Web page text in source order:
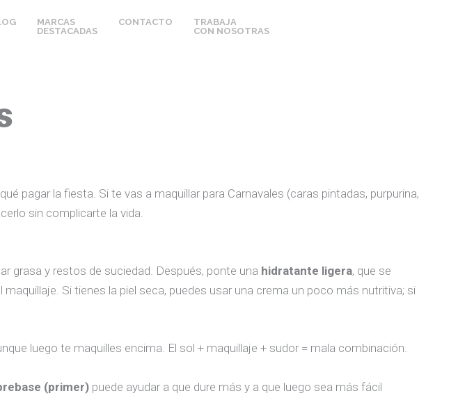
MARCAS
DESTACADAS
CONTACTO
TRABAJA
CON NOSOTRAS
pagar la fiesta. Si te vas a maquillar para Carnavales (caras pintadas, purpurina,
sin complicarte la vida.
grasa y restos de suciedad. Después, ponte una hidratante ligera, que se
Si tienes la piel seca, puedes usar una crema un poco más nutritiva; si
luego te maquilles encima. El sol + maquillaje + sudor = mala combinación.
(primer) puede ayudar a que dure más y a que luego sea más fácil